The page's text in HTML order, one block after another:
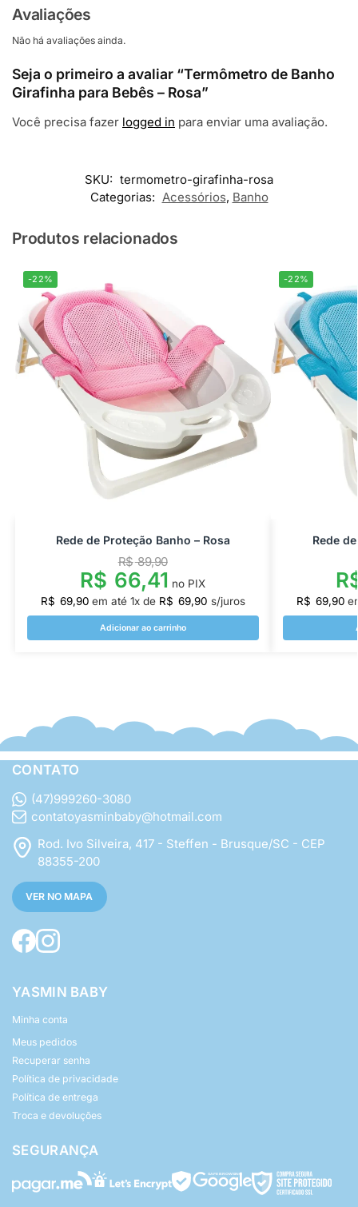
Avaliações
Não há avaliações ainda.
Seja o primeiro a avaliar “Termômetro de Banho
Girafinha para Bebês – Rosa”
Você precisa fazer logged in para enviar uma avaliação.
SKU: termometro-girafinha-rosa
Categorias: Acessórios, Banho
Produtos relacionados
-22%
Rede de Proteção Banho – Rosa
R$89,90
R$ 66,41 no PIX
R$ 69,90 em até 1x de R$ 69,90 s/juros
Adicionar ao carrinho
-22%
Rede
R$ 69,90
CONTATO
(47)999260-3080
contatoyasminbaby@hotmail.com
Rod. Ivo Silveira, 417 - Steffen - Brusque/SC - CEP
88355-200
VER NO MAPA
YASMIN BABY
Minha conta
Meus pedidos
Recuperar senha
Política de privacidade
Política de entrega
Troca e devoluções
SEGURANÇA